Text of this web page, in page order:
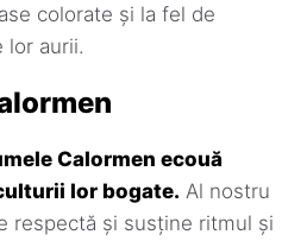
colorate și la fel de
lor aurii.
Calormen ecouă
lor bogate. Al nostru
respectă și susține ritmul și